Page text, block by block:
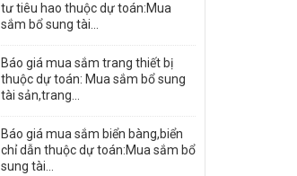
tư tiêu hao thuộc dự toán:Mua
sắm bổ sung tài...
Báo giá mua sắm trang thiết bị
thuộc dự toán: Mua sắm bổ sung
tài sản,trang...
Báo giá mua sắm biển bàng,biển
chỉ dẫn thuộc dự toán:Mua sắm bổ
sung tài...